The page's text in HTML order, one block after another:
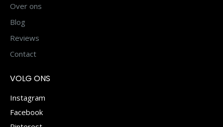
Over ons
Blog
Reviews
Contact
VOLG ONS
Instagram
Facebook